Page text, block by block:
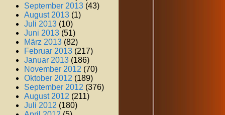
September 2013 (43)
August 2013 (1)
Juli 2013 (10)
Juni 2013 (51)
März 2013 (82)
Februar 2013 (217)
Januar 2013 (186)
November 2012 (70)
Oktober 2012 (189)
September 2012 (376)
August 2012 (211)
Juli 2012 (180)